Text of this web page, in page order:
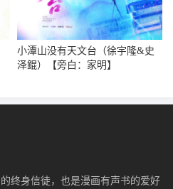
小潭山没有天文台（徐宇隆&史
泽鲲）【旁白：家明】
终身信徒，也是漫画有声书的爱好